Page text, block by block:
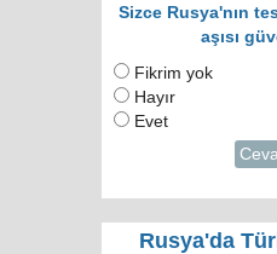
Sizce Rusya'nın
aşısı
Fikrim yok
Hayır
Evet
Rusya'da